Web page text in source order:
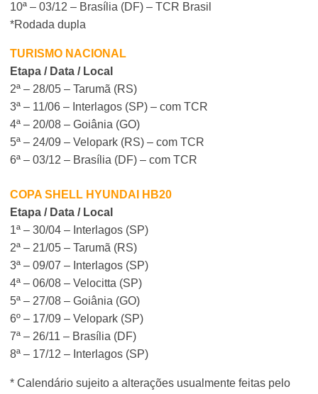
10ª – 03/12 – Brasília (DF) – TCR Brasil
*Rodada dupla
TURISMO NACIONAL
Etapa / Data / Local
2ª – 28/05 – Tarumã (RS)
3ª – 11/06 – Interlagos (SP) – com TCR
4ª – 20/08 – Goiânia (GO)
5ª – 24/09 – Velopark (RS) – com TCR
6ª – 03/12 – Brasília (DF) – com TCR
COPA SHELL HYUNDAI HB20
Etapa / Data / Local
1ª – 30/04 – Interlagos (SP)
2ª – 21/05 – Tarumã (RS)
3ª – 09/07 – Interlagos (SP)
4ª – 06/08 – Velocitta (SP)
5ª – 27/08 – Goiânia (GO)
6º – 17/09 – Velopark (SP)
7ª – 26/11 – Brasília (DF)
8ª – 17/12 – Interlagos (SP)
* Calendário sujeito a alterações usualmente feitas pelo